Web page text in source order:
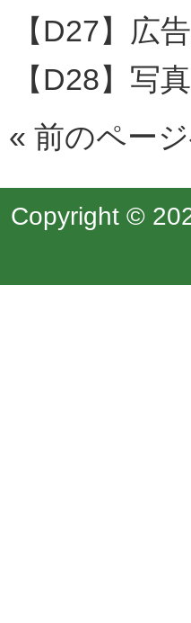
【D27】広
【D28】写
« 前のペー
Copyright ©